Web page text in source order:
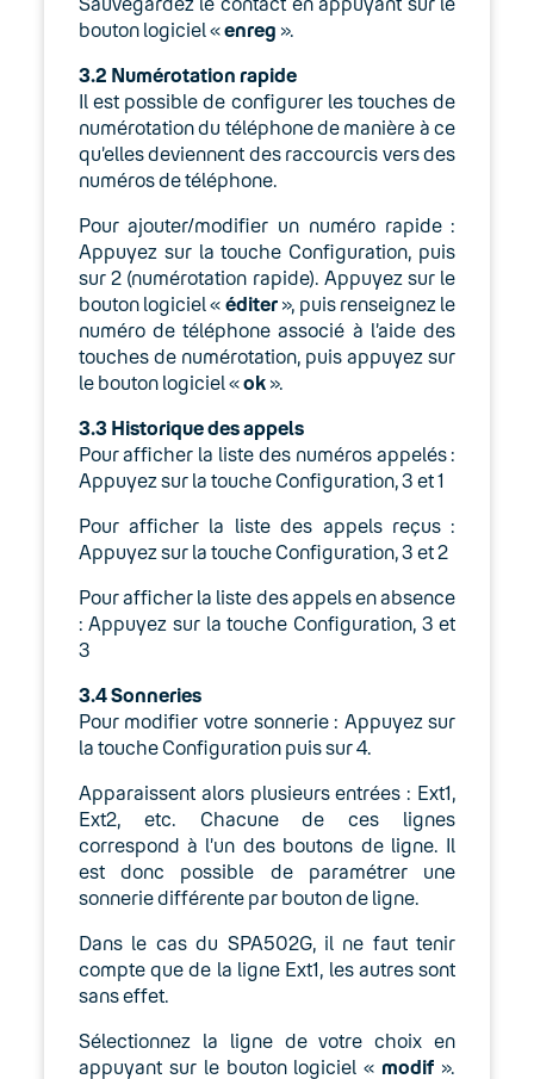
bouton logiciel «enreg ».
3.2 Numérotation rapide
Il est possible de configurer les touches de
numérotation du téléphone de manière à ce
qu’elles deviennent des raccourcis vers des
numéros de téléphone.
Pour ajouter/modifier un numéro rapide :
Appuyez sur la touche Configuration, puis
sur 2 (numérotation rapide). Appuyez sur le
bouton logiciel « éditer», puis renseignez le
numéro de téléphone associé à l’aide des
touches de numérotation, puis appuyez sur
le bouton logiciel «ok».
3.3 Historique des appels
Pour afficher la liste des numéros appelés :
Appuyez sur la touche Configuration, 3 et 1
Pour afficher la liste des appels reçus :
Appuyez sur la touche Configuration, 3 et 2
Pour afficher la liste des appels en absence
: Appuyez sur la touche Configuration, 3 et
3
3.4Sonneries
Pour modifier votre sonnerie : Appuyez sur
la touche Configuration puis sur 4.
Apparaissent alors plusieurs entrées : Ext1,
Ext2, etc. Chacune de ces lignes
correspond à l’un des boutons de ligne. Il
est donc possible de paramétrer une
sonnerie différente par bouton de ligne.
Dans le cas du SPA502G, il ne faut tenir
compte que de la ligne Ext1, les autres sont
sans effet.
Sélectionnez la ligne de votre choix en
appuyant sur le bouton logiciel « modif ».